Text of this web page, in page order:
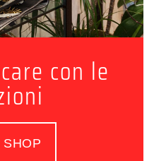
con le
SHOP